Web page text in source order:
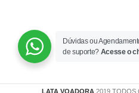
LATA VOADORA 2019 TODOS
Dúvidas ou
de suporte? Acesse o